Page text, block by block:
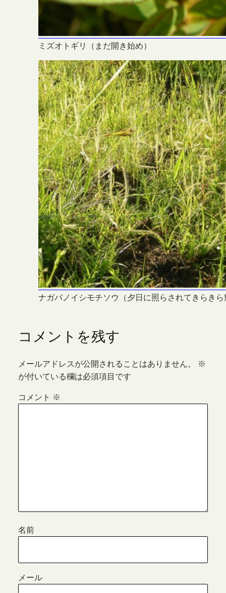
ミズオトギリ（まだ開き始め）
ナガバノイシモチソウ（夕日に照らされてきらき
コメントを残す
メールアドレスが公開されることはありません。
※
が付いている欄は必須項目です
コメント ※
名前
メール